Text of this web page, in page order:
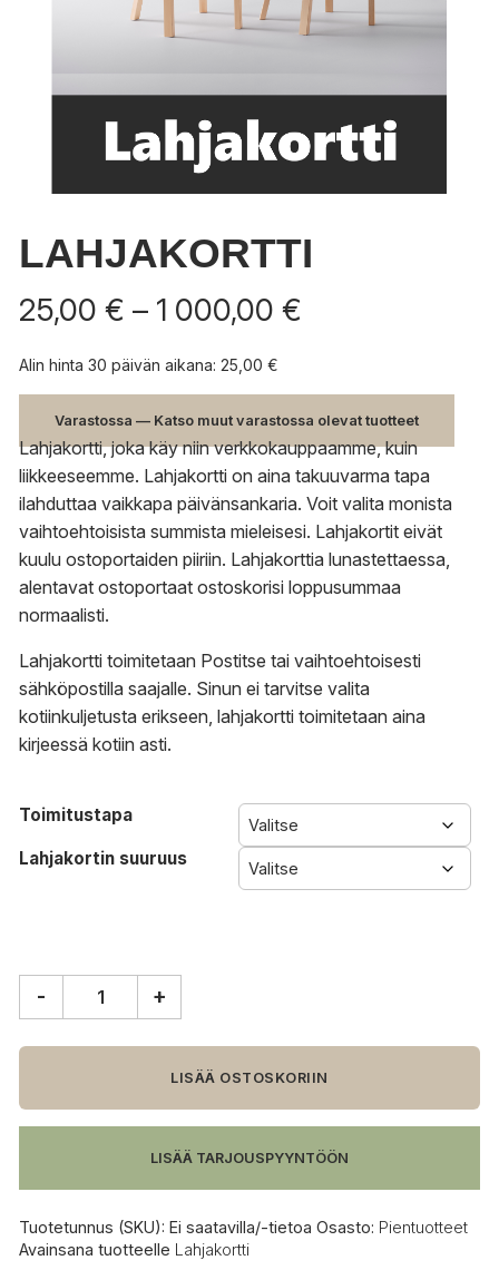
LAHJAKORTTI
25,00 € – 1 000,00 €
1
000,00 €
Alin hinta 30 päivän aikana: 25,00 €
Varastossa — Katso muut varastossa olevat tuotteet
Lahjakortti, joka käy niin verkkokauppaamme, kuin
liikkeeseemme. Lahjakortti on aina takuuvarma tapa
ilahduttaa vaikkapa päivänsankaria. Voit valita monista
vaihtoehtoisista summista mieleisesi. Lahjakortit eivät
kuulu ostoportaiden piiriin. Lahjakorttia lunastettaessa,
alentavat ostoportaat ostoskorisi loppusummaa
normaalisti.
Lahjakortti toimitetaan Postitse tai vaihtoehtoisesti
sähköpostilla saajalle. Sinun ei tarvitse valita
kotiinkuljetusta erikseen, lahjakortti toimitetaan aina
kirjeessä kotiin asti.
Toimitustapa
Lahjakortin suuruus
Lahjakortti
- +
LISÄÄ OSTOSKORIIN
LISÄÄ TARJOUSPYYNTÖÖN
Tuotetunnus (SKU): Ei saatavilla/-tietoa Osasto: Pientuotteet
Avainsana tuotteelle Lahjakortti